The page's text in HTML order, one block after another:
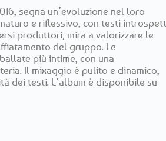
segna un’evoluzione nel loro
e riflessivo, con testi
produttori, mira a valorizzare le
del gruppo. Le
più intime, con una
Il mixaggio è pulito e dinamico,
dei testi. L’album è disponibile su